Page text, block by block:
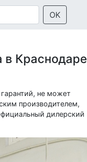
OK
в Краснодаре
не может
производителем,
дилерский